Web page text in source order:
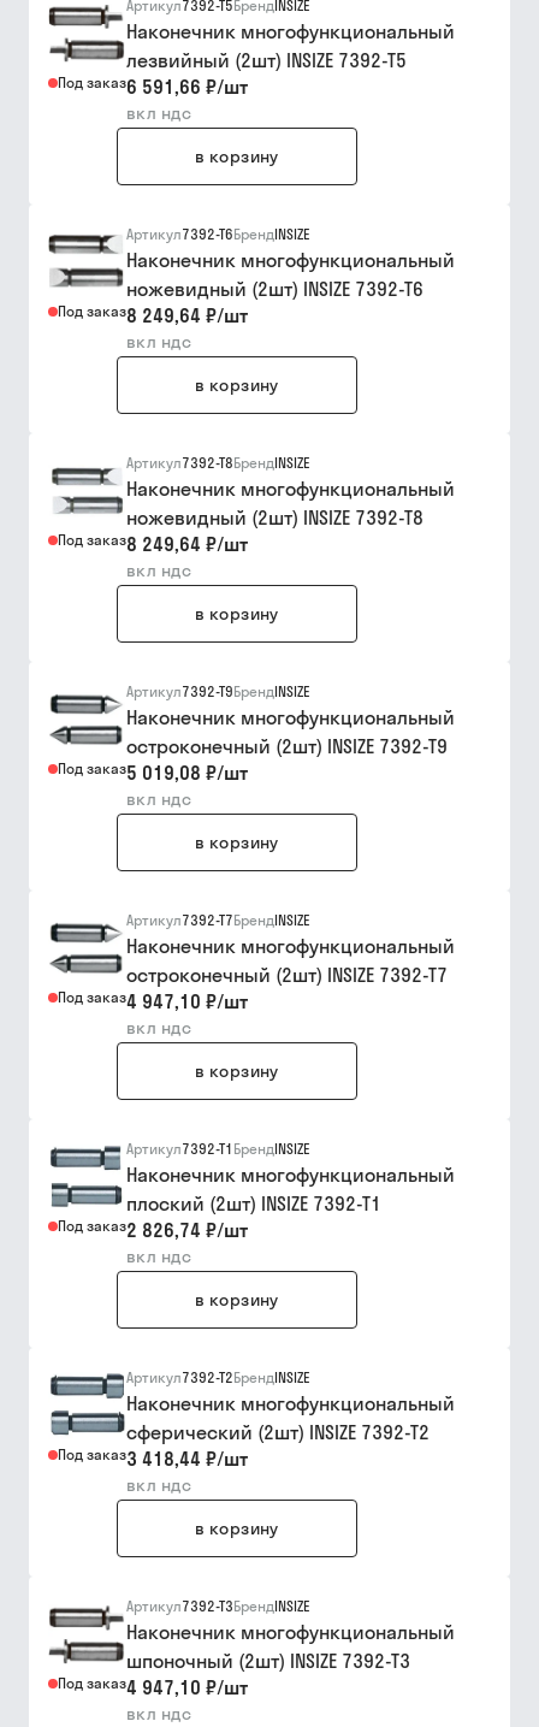
Под заказ
Артикул7392-T5 Бренд INSIZE
Наконечник многофункциональный
лезвийный (2шт) INSIZE 7392-T5
6 591,66 ₽/шт
вкл ндс
в корзину
Под заказ
Артикул7392-T6БрендINSIZE
Наконечник многофункциональный
ножевидный (2шт) INSIZE 7392-T6
8 249,64 ₽/шт
вкл ндс
в корзину
Под заказ
Артикул7392-T8БрендINSIZE
Наконечник многофункциональный
ножевидный (2шт) INSIZE 7392-T8
8 249,64 ₽/шт
вкл ндс
в корзину
Под заказ
Артикул7392-T9БрендINSIZE
Наконечник многофункциональный
остроконечный (2шт) INSIZE 7392-T9
5 019,08 ₽/шт
вкл ндс
в корзину
Под заказ
Артикул7392-T7БрендINSIZE
Наконечник многофункциональный
остроконечный (2шт) INSIZE 7392-T7
4 947,10 ₽/шт
вкл ндс
в корзину
Под заказ
Артикул7392-T1 БрендINSIZE
Наконечник многофункциональный
плоский (2шт) INSIZE 7392-T1
2 826,74 ₽/шт
вкл ндс
в корзину
Под заказ
Артикул7392-T2БрендINSIZE
Наконечник многофункциональный
сферический (2шт) INSIZE 7392-T2
3 418,44 ₽/шт
вкл ндс
в корзину
Под заказ
Артикул7392-T3БрендINSIZE
Наконечник многофункциональный
шпоночный (2шт) INSIZE 7392-T3
4 947,10 ₽/шт
вкл ндс